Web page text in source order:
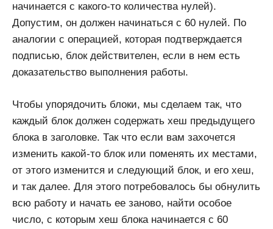
начинается с какого-то количества нулей).
Допустим, он должен начинаться с 60 нулей. По
аналогии с операцией, которая подтверждается
подписью, блок действителен, если в нем есть
доказательство выполнения работы.
Чтобы упорядочить блоки, мы сделаем так, что
каждый блок должен содержать хеш предыдущего
блока в заголовке. Так что если вам захочется
изменить какой-то блок или поменять их местами,
от этого изменится и следующий блок, и его хеш,
и так далее. Для этого потребовалось бы обнулить
всю работу и начать ее заново, найти особое
число, с которым хеш блока начинается с 60